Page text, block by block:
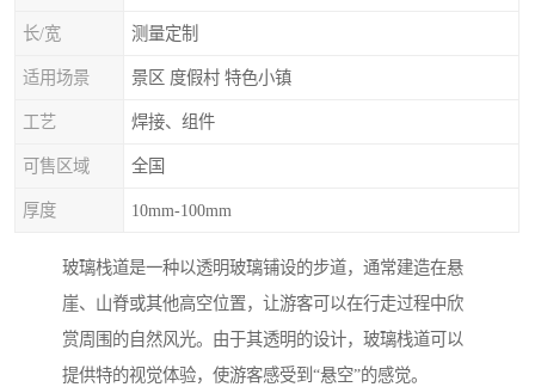
长/宽 测量定制
适用场景 景区 度假村 特色小镇
工艺 焊接、组件
可售区域 全国
厚度 10mm-100mm
玻璃栈道是一种以透明玻璃铺设的步道，通常建造在悬
崖、山脊或其他高空位置，让游客可以在行走过程中欣
赏周围的自然风光。由于其透明的设计，玻璃栈道可以
提供特的视觉体验，使游客感受到“悬空”的感觉。